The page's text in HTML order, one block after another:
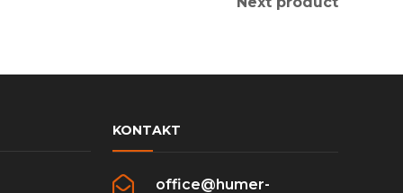
KONTAKT
office@humer-